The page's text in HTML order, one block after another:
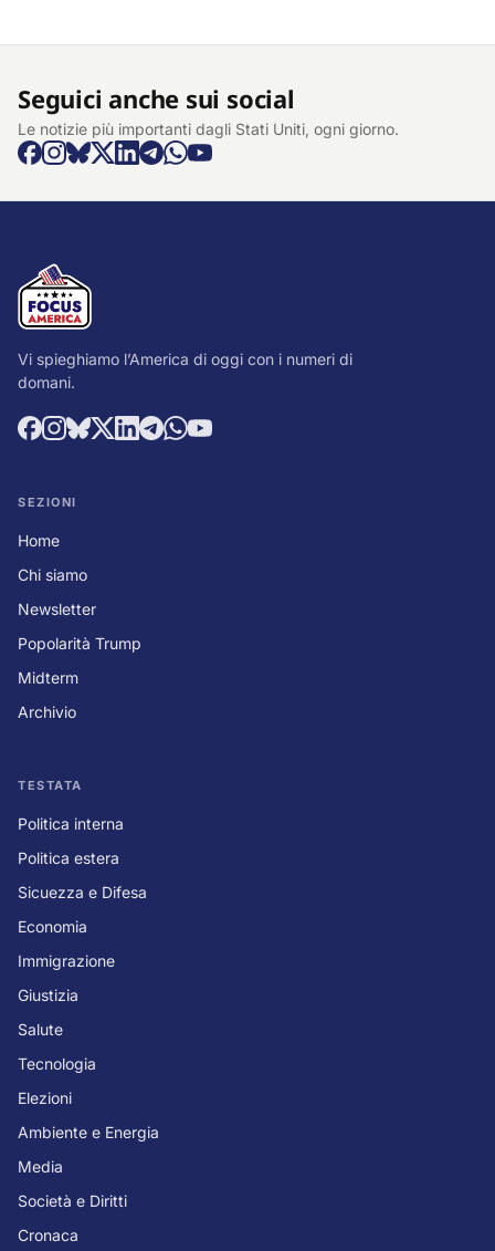
Seguici anche sui social
Le notizie più importanti dagli Stati Uniti, ogni giorno.
Vi spieghiamo l’America di oggi con i numeri di
domani.
SEZIONI
Home
Chi siamo
Newsletter
Popolarità Trump
Midterm
Archivio
TESTATA
Politica interna
Politica estera
Sicuezza e Difesa
Economia
Immigrazione
Giustizia
Salute
Tecnologia
Elezioni
Ambiente e Energia
Media
Società e Diritti
Cronaca